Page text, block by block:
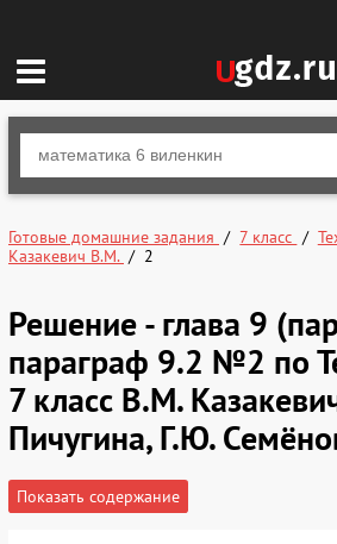
Готовые домашние задания 7 класс
Казакевич В.М.
2
Решение - глава 9
параграф 9.2 №2 по
7 класс В.М.
Пичугина, Г.Ю.
Показать содержание